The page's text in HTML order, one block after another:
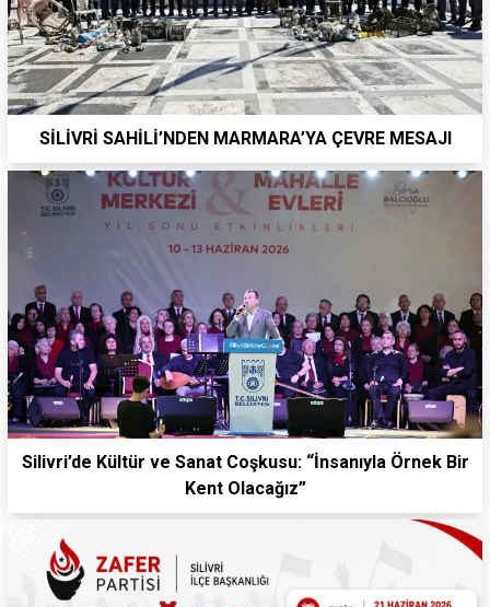
SİLİVRİ SAHİLİ’NDEN MARMARA’YA ÇEVRE MESAJI
Silivri’de Kültür ve Sanat Coşkusu: “İnsanıyla Örnek Bir
Kent Olacağız”